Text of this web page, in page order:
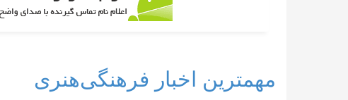
مهمترین اخبار فرهنگی‌هنری